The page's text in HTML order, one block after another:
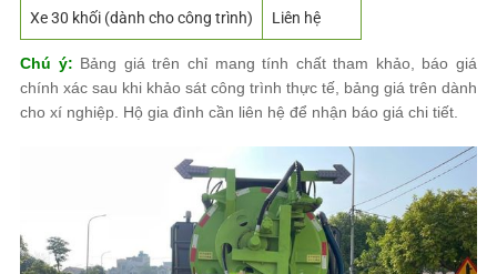
Xe 30 khối (dành cho công trình) Liên hệ
Chú ý: Bảng giá trên chỉ mang tính chất tham khảo, báo giá
chính xác sau khi khảo sát công trình thực tế, bảng giá trên dành
cho xí nghiệp. Hộ gia đình cần liên hệ để nhận báo giá chi tiết.